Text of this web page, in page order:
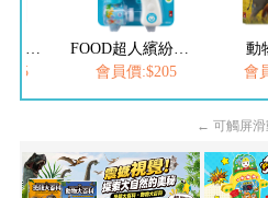
會員價:$205
動
會
← 可觸屏